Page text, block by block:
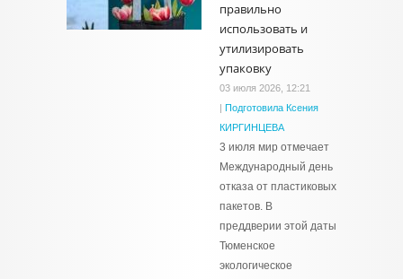
правильно
использовать и
утилизировать
упаковку
03 июля 2026, 12:21
| Подготовила Ксения
КИРГИНЦЕВА
3 июля мир отмечает
Международный день
отказа от пластиковых
пакетов. В
преддверии этой даты
Тюменское
экологическое